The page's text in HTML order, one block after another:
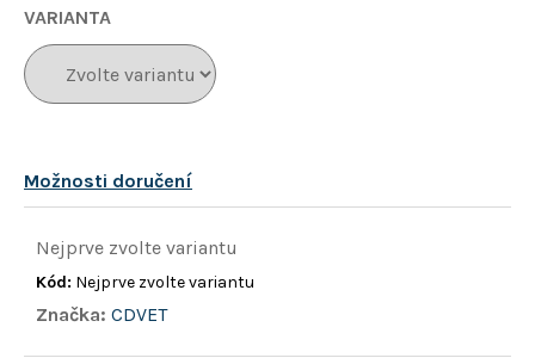
5
hvězdiček.
VARIANTA
Možnosti doručení
Nejprve zvolte variantu
Kód: Nejprve zvolte variantu
Značka: CDVET
č
u
j
e